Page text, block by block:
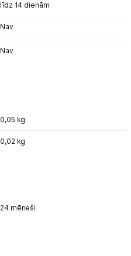
līdz 14 dienām
Nav
Nav
0,05 kg
0,02 kg
24 mēneši